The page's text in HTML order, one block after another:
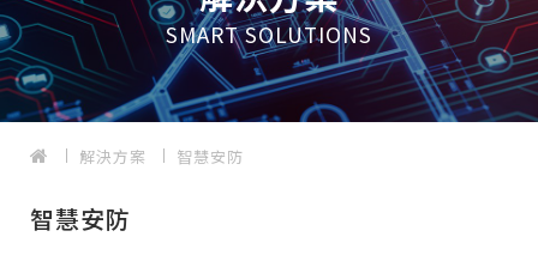
SMART SOLUTIONS
解決方案 智慧安防
智慧安防